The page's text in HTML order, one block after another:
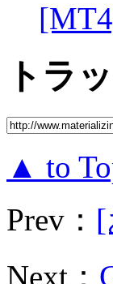
トラ
▲ to
Prev： [
Next：